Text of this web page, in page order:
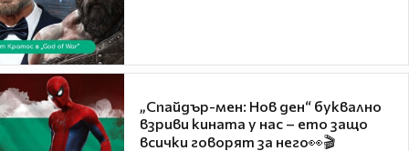
„Спайдър-мен: Нов ден“ буквално
взриви кината у нас – ето защо
всички говорят за него👀🎬